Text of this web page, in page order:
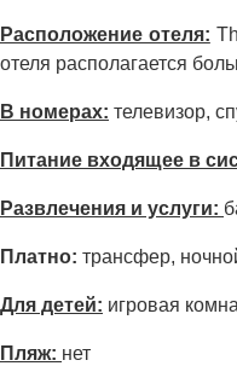
Расположение отеля:
отеля располагается
В номерах: телевизор,
Питание входящее в
Развлечения и услуги:
Платно: трансфер,
Для детей: игровая
Пляж: нет